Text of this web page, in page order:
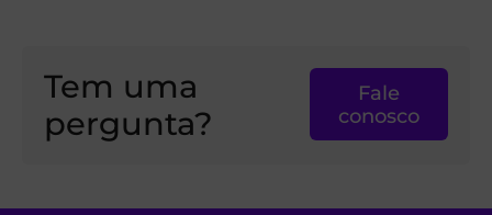
Tem uma
pergunta?
Fale
conosco